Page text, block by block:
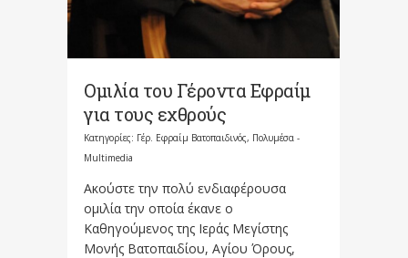
Ομιλία του Γέροντα Εφραίμ
για τους εχθρούς
Κατηγορίες: Γέρ. Εφραίμ Βατοπαιδινός, Πολυμέσα -
Multimedia
Ακούστε την πολύ ενδιαφέρουσα
ομιλία την οποία έκανε ο
Καθηγούμενος της Ιεράς Μεγίστης
Μονής Βατοπαιδίου, Αγίου Όρους,